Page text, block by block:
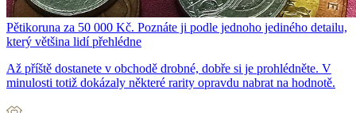
Pětikoruna za 50 000 Kč. Poznáte ji podle jednoho jediného detailu,
který většina lidí přehlédne
Až příště dostanete v obchodě drobné, dobře si je prohlédněte. V
minulosti totiž dokázaly některé rarity opravdu nabrat na hodnotě.